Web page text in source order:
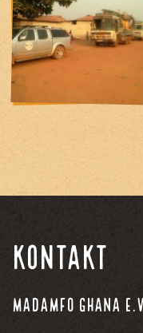
Kontakt
Madamfo Ghana